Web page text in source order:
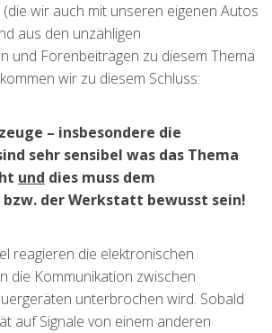
wir auch mit unseren eigenen Autos
aus den unzähligen
und Forenbeiträgen zu diesem Thema
wir zu diesem Schluss:
– insbesondere die
sehr sensibel was das Thema
und dies muss dem
bzw. der Werkstatt bewusst sein!
reagieren die elektronischen
die Kommunikation zwischen
unterbrochen wird. Sobald
auf Signale von einem anderen